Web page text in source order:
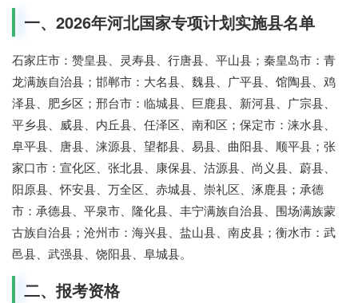
一、2026年河北国家专项计划实施县名单
石家庄市：赞皇县、灵寿县、行唐县、平山县；秦皇岛市：青
龙满族自治县；邯郸市：大名县、魏县、广平县、馆陶县、鸡
泽县、肥乡区；邢台市：临城县、巨鹿县、新河县、广宗县、
平乡县、威县、内丘县、任泽区、南和区；保定市：涞水县、
阜平县、唐县、涞源县、望都县、易县、曲阳县、顺平县；张
家口市：宣化区、张北县、康保县、沽源县、尚义县、蔚县、
阳原县、怀安县、万全区、赤城县、崇礼区、涿鹿县；承德
市：承德县、平泉市、隆化县、丰宁满族自治县、围场满族蒙
古族自治县；沧州市：海兴县、盐山县、南皮县；衡水市：武
邑县、武强县、饶阳县、阜城县。
二、报考资格